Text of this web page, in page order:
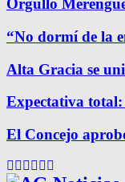
Orgullo
“No dormí de la
Alta Gracia se
Expectativa
El Concejo
Facebook
Twitter
Instagram
Pinterest
Google